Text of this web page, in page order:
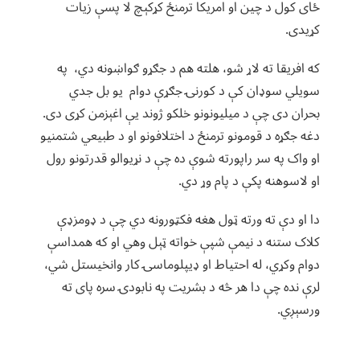
ځای کول د چین او امریکا ترمنځ کړکېچ لا پسې زیات
کړیدی.
که افریقا ته لاړ شو، هلته هم د جګړو ګواښونه دي، په
سویلي سوډان کې د کورنۍ جګړې دوام یو بل جدي
بحران دی چې د میلیونونو خلکو ژوند یې اغېزمن کړی دی.
دغه جګړه د قومونو ترمنځ د اختلافونو او د طبیعي شتمنیو
او واک په سر راپورته شوې ده چې د نړیوالو قدرتونو رول
او لاسوهنه پکې د پام وړ دي.
دا او دې ته ورته ټول هغه فکټورونه دي چې د ډومزډې
کلاک ستنه د نیمې شپې خواته ټېل وهي او که همداسې
دوام وکړي، له احتیاط او ډيپلوماسۍ کار وانخیستل شي،
لرې نده چې دا هر څه د بشریت په نابودۍ سره پای ته
ورسېږي.